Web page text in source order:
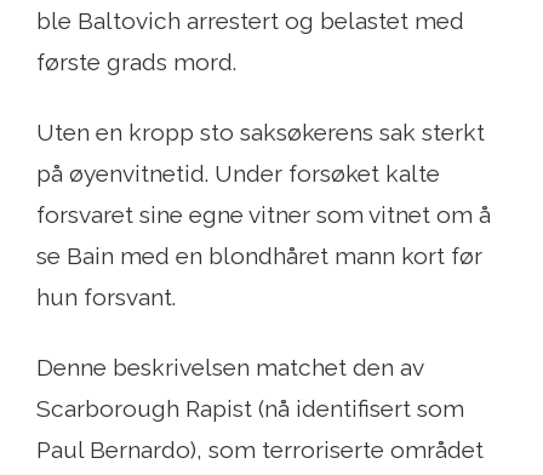
ble Baltovich arrestert og belastet med
første grads mord.
Uten en kropp sto saksøkerens sak sterkt
på øyenvitnetid. Under forsøket kalte
forsvaret sine egne vitner som vitnet om å
se Bain med en blondhåret mann kort før
hun forsvant.
Denne beskrivelsen matchet den av
Scarborough Rapist (nå identifisert som
Paul Bernardo), som terroriserte området